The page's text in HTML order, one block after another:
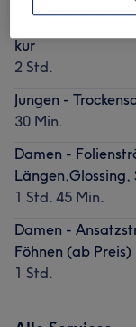
kur
2 Std.
Jungen -
30 Min.
Damen -
Längen,Glossing,
1 Std. 45 Min.
Damen -
Föhnen (ab Preis)
1 Std.